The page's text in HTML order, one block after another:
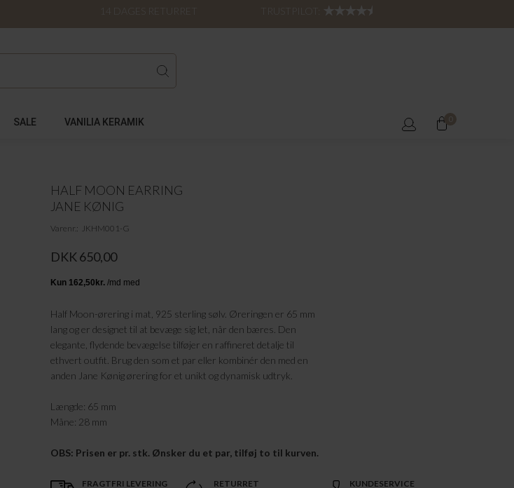
14 DAGES RETURRET
SALE VANILIA KERAMIK 0
HALF MOON EARRING
JANE KØNIG
Varenr. JKHM001-G
DKK 650,00
Half Moon-ørering i mat, 925 sterling sølv. Øreringen er 65 mm
lang og er designet til at bevæge sig let, når den bæres. Den
elegante, flydende bevægelse tilføjer en raffineret detalje til
ethvert outfit. Brug den som et par eller kombinér den med en
anden Jane Kønig ørering for et unikt og dynamisk udtryk.
Længde: 65 mm
Måne: 28 mm
OBS: Prisen er pr. stk. Ønsker du et par, tilføj to til kurven.
FRAGTFRI LEVERING
RETURRET
KUNDESERVICE